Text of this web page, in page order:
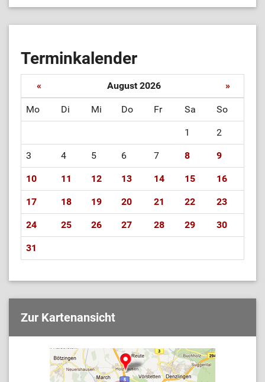
Terminkalender
« August 2026 »
Mo Di Mi Do Fr Sa So
1 2
3 4 5 6 7 8 9
10 11 12 13 14 15 16
17 18 19 20 21 22 23
24 25 26 27 28 29 30
31
Zur Kartenansicht